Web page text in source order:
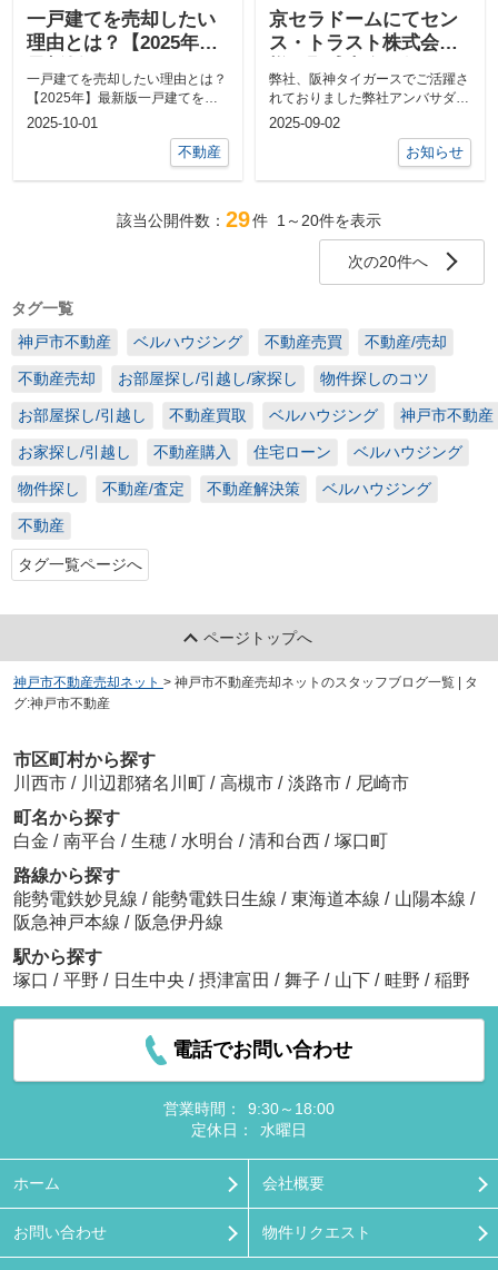
一戸建てを売却したい
理由とは？【2025年】
一戸建てを売却したい理由とは？
【2025年】最新版一戸建てを売
却したい時には、どのような理由
2025-10-01
不動産
京セラドームにてセン
ス・トラスト株式会社
した。
弊社、阪神タイガースでご活躍さ
れておりました弊社アンバサダー
の今成亮太さんやセンス・トラス
2025-09-02
お知らせ
該当公開件数： 29件 1～20件を表示
次の20件へ
タグ一覧
神戸市不動産
ベルハウジング 不動産売買 不動産/売却
不動産売却 お部屋探し/引越し/家探し 物件探しのコツ
お部屋探し/引越し 不動産買取 ベルハウジング 神戸市不動産
お家探し/引越し 不動産購入 住宅ローン ベルハウジング
物件探し 不動産/査定 不動産解決策 ベルハウジング
不動産
タグ一覧ページへ
ページトップへ
神戸市不動産売却ネット > 神戸市不動産売却ネットのスタッフブログ一覧 | タ
グ:神戸市不動産
市区町村から探す
川西市 / 川辺郡猪名川町 / 高槻市 / 淡路市 / 尼崎市
町名から探す
白金 / 南平台 / 生穂 / 水明台 / 清和台西 / 塚口町
路線から探す
能勢電鉄妙見線 / 能勢電鉄日生線 / 東海道本線 / 山陽本線 /
阪急神戸本線 / 阪急伊丹線
駅から探す
塚口 / 平野 / 日生中央 / 摂津富田 / 舞子 / 山下 / 畦野 / 稲野
電話でお問い合わせ
営業時間：
9:30～18:00
定休日：
水曜日
ホーム 会社概要
お問い合わせ 物件リクエスト